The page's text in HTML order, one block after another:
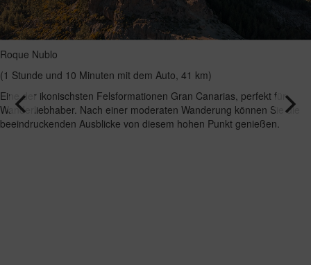
Roque Nublo
(1 Stunde und 10 Minuten mit dem Auto, 41 km)
Eine der ikonischsten Felsformationen Gran Canarias, perfekt für
Wanderliebhaber. Nach einer moderaten Wanderung können Sie die
beeindruckenden Ausblicke von diesem hohen Punkt genießen.